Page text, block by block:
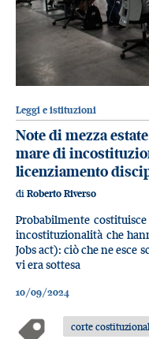
Leggi e istituzioni
Note di mezza
mare di
licenziamento
di Roberto Riverso
Probabilmente
incostituzionalità che
Jobs act): ciò che ne esce
vi era sottesa
10/09/2024
corte